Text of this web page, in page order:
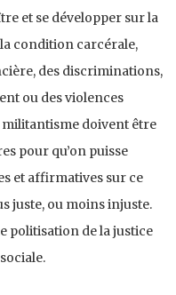
et se développer sur la
condition carcérale,
des discriminations,
ou des violences
militantisme doivent être
pour qu’on puisse
et affirmatives sur ce
juste, ou moins injuste.
politisation de la justice